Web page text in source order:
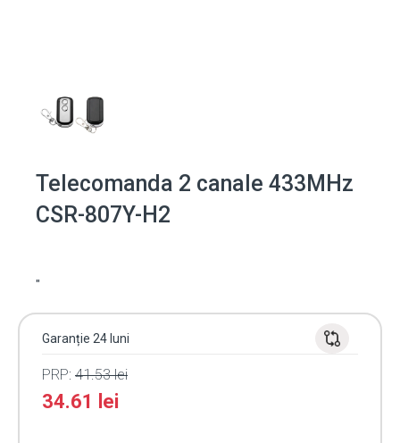
Telecomanda 2 canale 433MHz
CSR-807Y-H2
"
Garanție 24 luni
PRP: 41.53lei
34.61 lei